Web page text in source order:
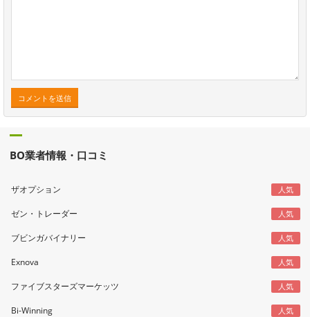
BO業者情報・口コミ
ザオプション 人気
ゼン・トレーダー 人気
ブビンガバイナリー 人気
Exnova 人気
ファイブスターズマーケッツ 人気
Bi-Winning 人気